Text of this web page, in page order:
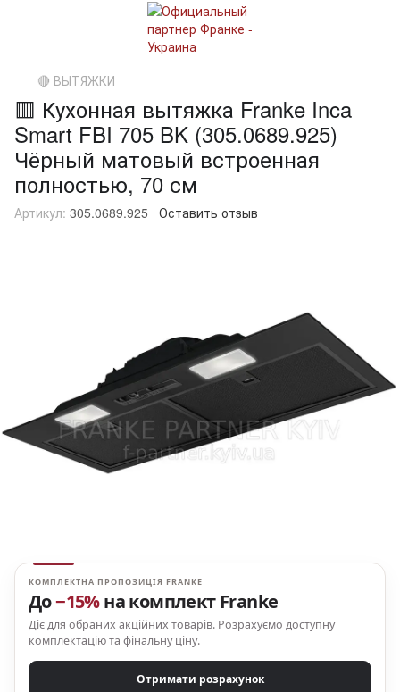
🔴 ВЫТЯЖКИ
🟥 Кухонная вытяжка Franke Inca
Smart FBI 705 BK (305.0689.925)
Чёрный матовый встроенная
полностью, 70 см
Артикул: 305.0689.925 Оставить отзыв
КОМПЛЕКТНА ПРОПОЗИЦІЯ FRANKE
До−15%на комплект Franke
Діє для обраних акційних товарів. Розрахуємо доступну
комплектацію та фінальну ціну.
Отримати розрахунок